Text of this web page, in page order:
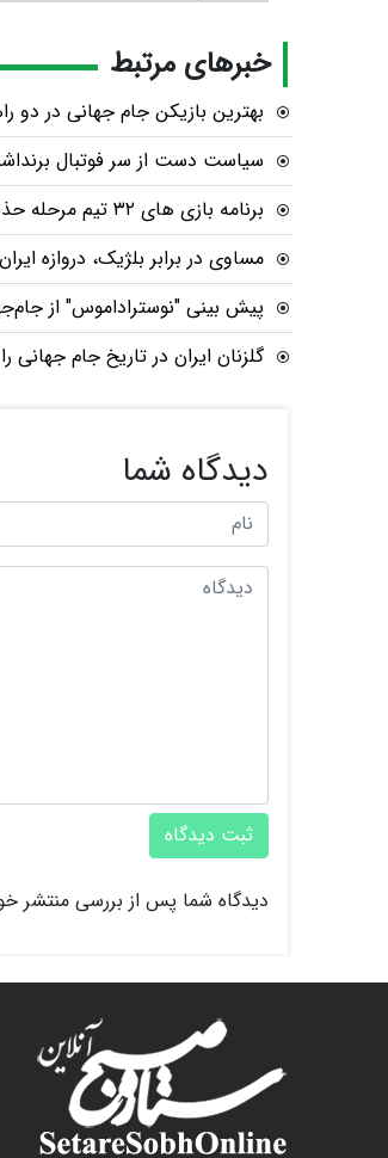
خبرهای مرتبط
بهترین بازیکن جام جهانی در دو
سیاست دست از سر فوتبال
برنامه بازی های ۳۲ تیم مرحله حذفی جام جهانی
مساوی در برابر بلژیک، دروازه
پیش بینی "نوستراداموس" از
گلزنان ایران در تاریخ جام جهانی
دیدگاه شما
ثبت دیدگاه
دیدگاه شما پس از بررسی منتشر